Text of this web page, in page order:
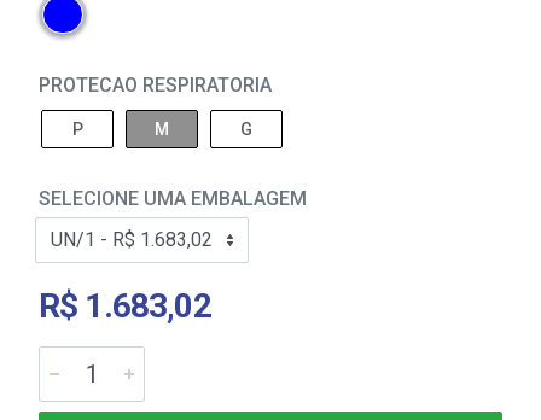
PROTECAO RESPIRATORIA
P M G
SELECIONE UMA EMBALAGEM
R$ 1.683,02